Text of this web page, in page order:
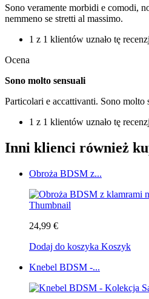
Sono veramente morbidi e comodi,
nemmeno se stretti al massimo.
1 z 1 klientów uznało tę
Ocena
Sono molto sensuali
Particolari e accattivanti. Sono molto
1 z 1 klientów uznało tę
Inni klienci również
Obroża BDSM z...
24,99 €
Dodaj do koszyka Koszyk
Knebel BDSM -...